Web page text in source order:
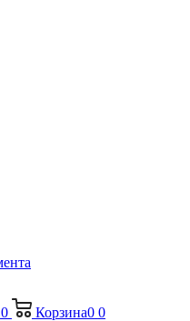
0 Корзина0 0